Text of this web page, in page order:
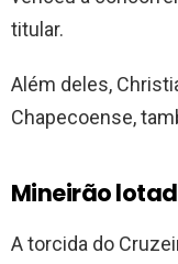
titular.
Além deles,
Chapecoense,
Mineirão
A torcida do